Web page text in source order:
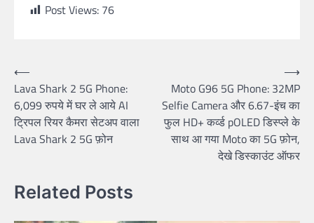
Post Views: 76
Post
navigation
⟵
Lava Shark 2 5G Phone:
6,099 रुपये में घर ले आये AI
ट्रिपल रियर कैमरा सेटअप वाला
Lava Shark 2 5G फ़ोन
Moto G96 5G Phone: 32MP
Selfie Camera और 6.67-इंच का
फुल HD+ कर्व्ड pOLED डिस्प्ले के
साथ आ गया Moto का 5G फ़ोन,
देखे डिस्काउंट ऑफर
⟶
Related Posts